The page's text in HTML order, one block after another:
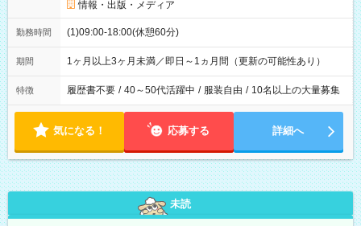
情報・出版・メディア
勤務時間 (1)09:00-18:00(休憩60分)
期間 1ヶ月以上3ヶ月未満／即日～1ヵ月間（更新の可能性あり）
特徴 履歴書不要 / 40～50代活躍中 / 服装自由 / 10名以上の大量募集
気になる！ 応募する 詳細へ
未読